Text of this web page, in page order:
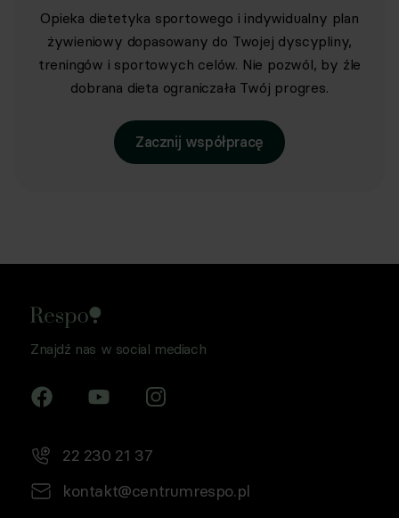
Opieka dietetyka sportowego i indywidualny plan
żywieniowy dopasowany do Twojej dyscypliny,
treningów i sportowych celów. Nie pozwól, by źle
dobrana dieta ograniczała Twój progres.
Zacznij współpracę
Znajdź nas w social mediach
22 230 21 37
kontakt@centrumrespo.pl